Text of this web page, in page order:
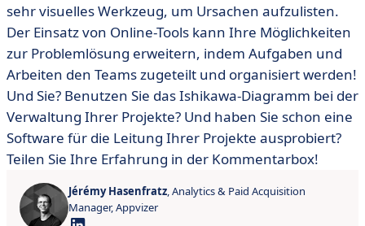
sehr visuelles Werkzeug, um Ursachen aufzulisten.
Der Einsatz von Online-Tools kann Ihre Möglichkeiten
zur Problemlösung erweitern, indem Aufgaben und
Arbeiten den Teams zugeteilt und organisiert werden!
Und Sie? Benutzen Sie das Ishikawa-Diagramm bei der
Verwaltung Ihrer Projekte? Und haben Sie schon eine
Software für die Leitung Ihrer Projekte ausprobiert?
Teilen Sie Ihre Erfahrung in der Kommentarbox!
Jérémy Hasenfratz, Analytics & Paid Acquisition
Manager, Appvizer